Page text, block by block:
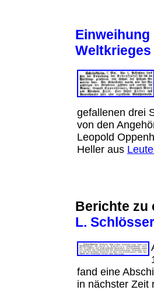
gefallenen drei
von den
Leopold
Heller aus
Berichte zu
L.
fand eine
in nächster Zeit